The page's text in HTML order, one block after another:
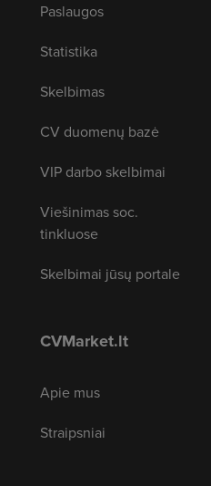
Paslaugos
Statistika
Skelbimas
CV duomenų bazė
VIP darbo skelbimai
Viešinimas soc.
tinkluose
Skelbimai jūsų portale
CVMarket.lt
Apie mus
Straipsniai